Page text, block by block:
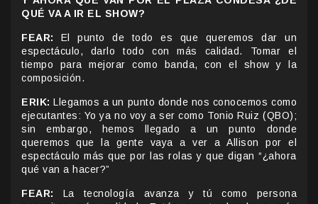
QUÉ VA A IR EL SHOW?
FEAR: El punto de todo es que queremos dar un
espectáculo, darlo todo con más calidad. Tomar el
tiempo para mejorar como banda, con el show y la
composición.
ERIK: Llegamos a un punto donde nos conocemos como
ejecutantes: Yo ya no voy a ser como Tonio Ruiz (QBO);
sin embargo, hemos llegado a un punto donde
queremos que la gente vaya a ver a Allison por el
espectáculo más que por las rolas y que digan “¿ahora
qué van a hacer?”
FEAR: La tecnología avanza y tú como persona